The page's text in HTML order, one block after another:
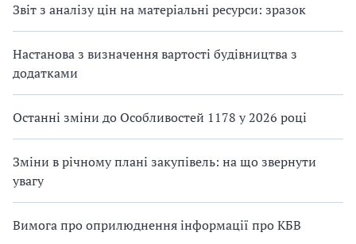
Звіт з аналізу цін на матеріальні ресурси: зразок
Настанова з визначення вартості будівництва з
додатками
Останні зміни до Особливостей 1178 у 2026 році
Зміни в річному плані закупівель: на що звернути
увагу
Вимога про оприлюднення інформації про КБВ